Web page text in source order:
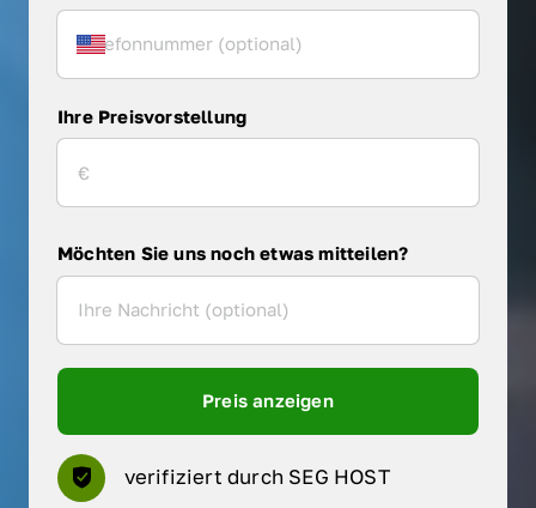
Ihre Preisvorstellung
Möchten Sie uns noch etwas mitteilen?
Preis anzeigen
verifiziert durch SEG HOST